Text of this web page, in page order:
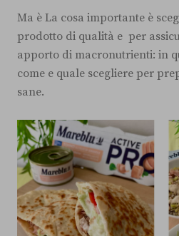
Ma è La cosa importante è
prodotto di qualità e per
apporto di macronutrienti: in
come e quale scegliere per
sane.